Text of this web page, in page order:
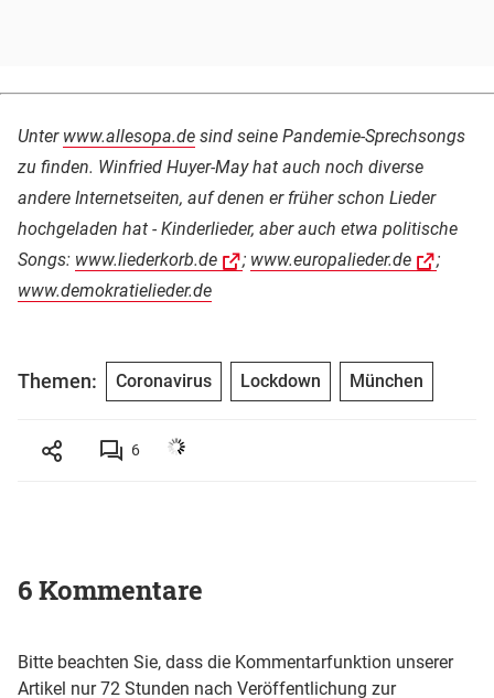
Unter www.allesopa.de sind seine Pandemie-Sprechsongs
zu finden. Winfried Huyer-May hat auch noch diverse
andere Internetseiten, auf denen er früher schon Lieder
hochgeladen hat - Kinderlieder, aber auch etwa politische
Songs: www.liederkorb.de ; www.europalieder.de
;
www.demokratielieder.de
Themen: Coronavirus Lockdown München
6
6 Kommentare
Bitte beachten Sie, dass die Kommentarfunktion unserer
Artikel nur 72 Stunden nach Veröffentlichung zur